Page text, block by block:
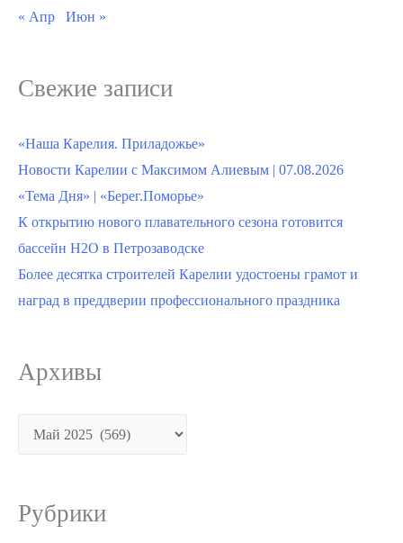
« Апр Июн »
Свежие записи
«Наша Карелия. Приладожье»
Новости Карелии с Максимом Алиевым | 07.08.2026
«Тема Дня» | «Берег.Поморье»
К открытию нового плавательного сезона готовится
бассейн H2О в Петрозаводске
Более десятка строителей Карелии удостоены грамот и
наград в преддверии профессионального праздника
Архивы
Архивы
Рубрики